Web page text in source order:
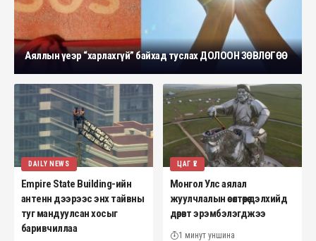
Аяллын үеэр “харлахгүй” байхад туслах ДОЛООН ЗӨВЛӨГӨӨ
DAILY NEWS
Empire State Building-ийн
антенн дээрээс энх тайвны
туг мандуулсан хосыг
баривчиллаа
ЦАГ ҮЕ
Монгол Улс аялал
жуулчлалын өсөлтөөрөө дэлхийд
дөрөвт эрэмбэлэгджээ
1 минут уншина